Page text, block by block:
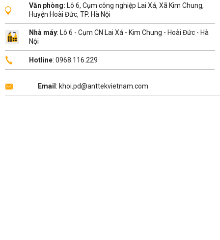
Văn phòng: Lô 6, Cụm công nghiệp Lai Xá, Xã Kim Chung,
Huyện Hoài Đức, TP. Hà Nội
Nhà máy: Lô 6 - Cụm CN Lai Xá - Kim Chung - Hoài Đức - Hà
Nội
Hotline: 0968.116.229
Email : khoi.pd@anttekvietnam.com